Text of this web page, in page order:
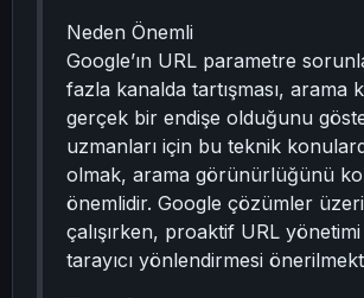
Neden Önemli
Google’ın URL parametre
fazla kanalda tartışması, arama
gerçek bir endişe olduğunu
uzmanları için bu teknik
olmak, arama görünürlüğünü
önemlidir. Google çözümler
çalışırken, proaktif URL
tarayıcı yönlendirmesi